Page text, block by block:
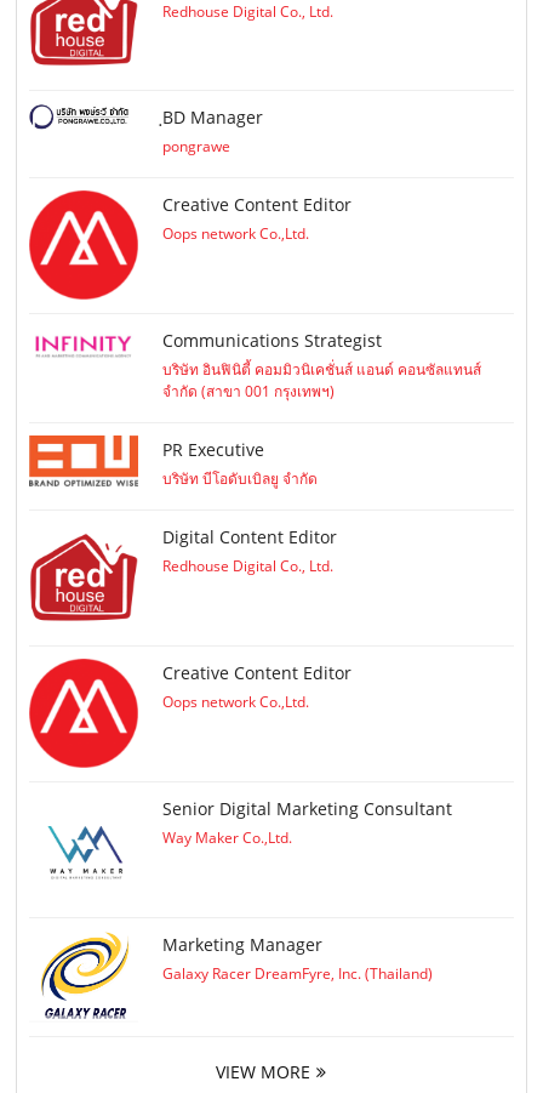
Redhouse Digital Co., Ltd.
ฺBD Manager
pongrawe
Creative Content Editor
Oops network Co.,Ltd.
Communications Strategist
บริษัท อินฟินิตี้ คอมมิวนิเคชั่นส์ แอนด์ คอนซัลแทนส์
จำกัด (สาขา 001 กรุงเทพฯ)
PR Executive
บริษัท บีโอดับเบิลยู จำกัด
Digital Content Editor
Redhouse Digital Co., Ltd.
Creative Content Editor
Oops network Co.,Ltd.
Senior Digital Marketing Consultant
Way Maker Co.,Ltd.
Marketing Manager
Galaxy Racer DreamFyre, Inc. (Thailand)
VIEW MORE